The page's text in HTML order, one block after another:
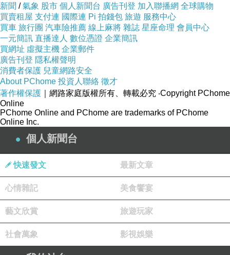
https://www.chinatimes.com/realtimenews/2025
0514005071-260407
藍揭罷團用「課金公嬤」違法募款 形同詐騙集團
https://udn.com/news/story/124323/8582368
【重磅快評】罷藍群組違法募款 難道後門已開？
https://udn.com/news/story/124323/8585241
新聞 /氣象 股市 個人新聞台 廣告刊登 加入聯播網 全球購物
買賣租屋 支付連 國際連 Pi 拍錢包 旅遊 服務中心
買車 旅行團 汽車險推薦 線上麻將 雜誌 星座命理 會員中心
一元簡訊 直播達人 數位憑證 企業簡訊
買網址 虛擬主機 企業郵件
廣告刊登 隱私權聲明
消費者保護 兒童網路安全
About PChome 投資人聯絡 徵才
著作權保護 ｜網路家庭版權所有、轉載必究 ‧Copyright PChome
Online
PChome Online and PChome are trademarks of PChome
Online Inc.
個人新聞台
快速發文 最新文章
心情雜記 美食饗宴
藝文欣賞 旅遊玩家
社會萬象 影視娛樂